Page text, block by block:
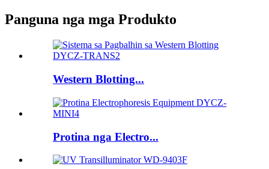
Panguna nga mga Produkto
Western Blotting...
Protina nga Electro...